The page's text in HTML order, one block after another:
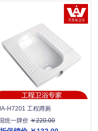
H7201 工程蹲厕
统一牌价￥220.00